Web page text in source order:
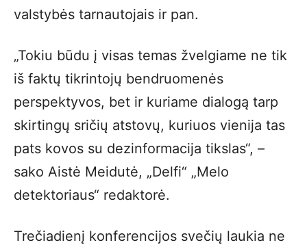
valstybės tarnautojais ir pan.
„Tokiu būdu į visas temas žvelgiame ne tik
iš faktų tikrintojų bendruomenės
perspektyvos, bet ir kuriame dialogą tarp
skirtingų sričių atstovų, kuriuos vienija tas
pats kovos su dezinformacija tikslas“, –
sako Aistė Meidutė, „Delfi“ „Melo
detektoriaus“ redaktorė.
Trečiadienį konferencijos svečių laukia ne